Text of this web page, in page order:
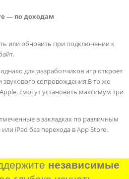
— по доходам
или обновить при подключении к
для разработчиков игр откроет
сопровождения.В то же
смогут установить максимум три
в закладках по различным
iPad без перехода в App Store.
независимые